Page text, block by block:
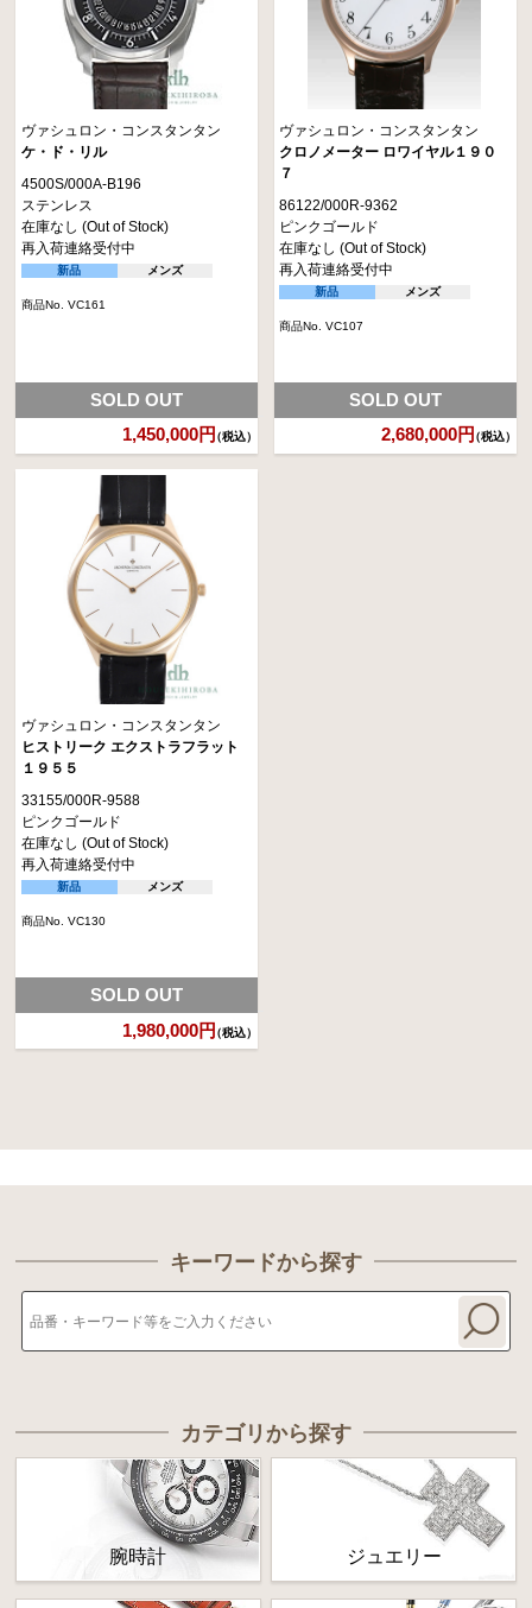
ヴァシュロン・コンスタンタン
ケ・ド・リル
4500S/000A-B196
ステンレス
在庫なし (Out of Stock)
再入荷連絡受付中
新品 メンズ
商品No. VC161
1,450,000円（税込）
SOLD OUT
ヴァシュロン・コンスタンタン
クロノメーター ロワイヤル１９０
７
86122/000R-9362
ピンクゴールド
在庫なし (Out of Stock)
再入荷連絡受付中
新品 メンズ
商品No. VC107
2,680,000円（税込）
SOLD OUT
ヴァシュロン・コンスタンタン
ヒストリーク エクストラフラット
１９５５
33155/000R-9588
ピンクゴールド
在庫なし (Out of Stock)
再入荷連絡受付中
新品 メンズ
商品No. VC130
1,980,000円（税込）
SOLD OUT
キーワードから探す
カテゴリから探す
腕時計 ジュエリー